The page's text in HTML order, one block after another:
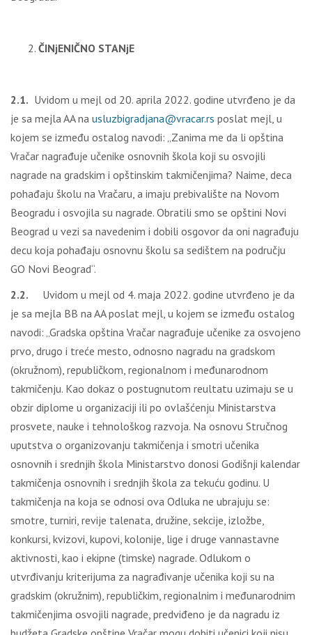
ČINjENIČNO STANjE
2.1. Uvidom u mejl od 20. aprila 2022. godine utvrđeno je da
je sa mejla AA na usluzbigradjana@vracar.rs poslat mejl, u
kojem se između ostalog navodi: „Zanima me da li opština
Vračar nagrađuje učenike osnovnih škola koji su osvojili
nagrade na gradskim i opštinskim takmičenjima? Naime, deca
pohađaju školu na Vračaru, a imaju prebivalište na Novom
Beogradu i osvojila su nagrade. Obratili smo se opštini Novi
Beograd u vezi sa navedenim i dobili osgovor da oni nagrađuju
decu koja pohađaju osnovnu školu sa sedištem na području
GO Novi Beograd“.
2.2. Uvidom u mejl od 4. maja 2022. godine utvrđeno je da
je sa mejla BB na AA poslat mejl, u kojem se između ostalog
navodi: „Gradska opština Vračar nagrađuje učenike za osvojeno
prvo, drugo i treće mesto, odnosno nagradu na gradskom
(okružnom), republičkom, regionalnom i međunarodnom
takmičenju. Kao dokaz o postugnutom reultatu uzimaju se u
obzir diplome u organizaciji ili po ovlašćenju Ministarstva
prosvete, nauke i tehnološkog razvoja. Na osnovu Stručnog
uputstva o organizovanju takmičenja i smotri učenika
osnovnih i srednjih škola Ministarstvo donosi Godišnji kalendar
takmičenja osnovnih i srednjih škola za tekuću godinu. U
takmičenja na koja se odnosi ova Odluka ne ubrajuju se:
smotre, turniri, revije talenata, družine, sekcije, izložbe,
konkursi, kvizovi, kupovi, kolonije, lige i druge vannastavne
aktivnosti, kao i ekipne (timske) nagrade. Odlukom o
utvrđivanju kriterijuma za nagrađivanje učenika koji su na
gradskim (okružnim), republičkim, regionalnim i međunarodnim
takmičenjima osvojili nagrade, predviđeno je da nagradu iz